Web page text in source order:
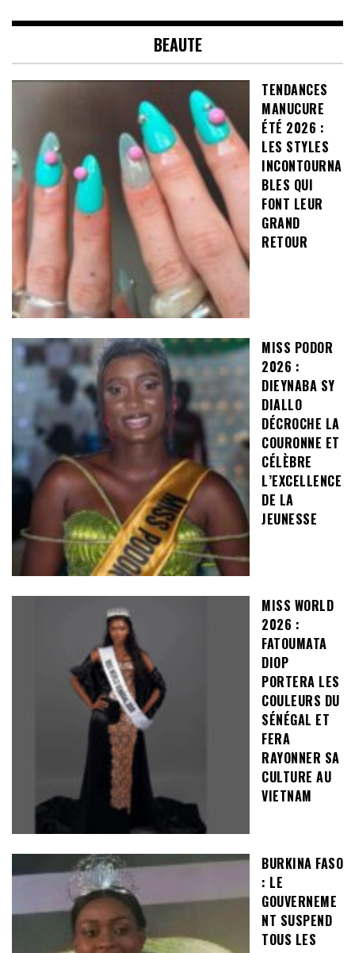
BEAUTE
TENDANCES
MANUCURE
ÉTÉ 2026 :
LES STYLES
INCONTOURNA
BLES QUI
FONT LEUR
GRAND
RETOUR
MISS PODOR
2026 :
DIEYNABA SY
DIALLO
DÉCROCHE LA
COURONNE ET
CÉLÈBRE
L’EXCELLENCE
DE LA
JEUNESSE
MISS WORLD
2026 :
FATOUMATA
DIOP
PORTERA LES
COULEURS DU
SÉNÉGAL ET
FERA
RAYONNER SA
CULTURE AU
VIETNAM
BURKINA FASO
: LE
GOUVERNEME
NT SUSPEND
TOUS LES